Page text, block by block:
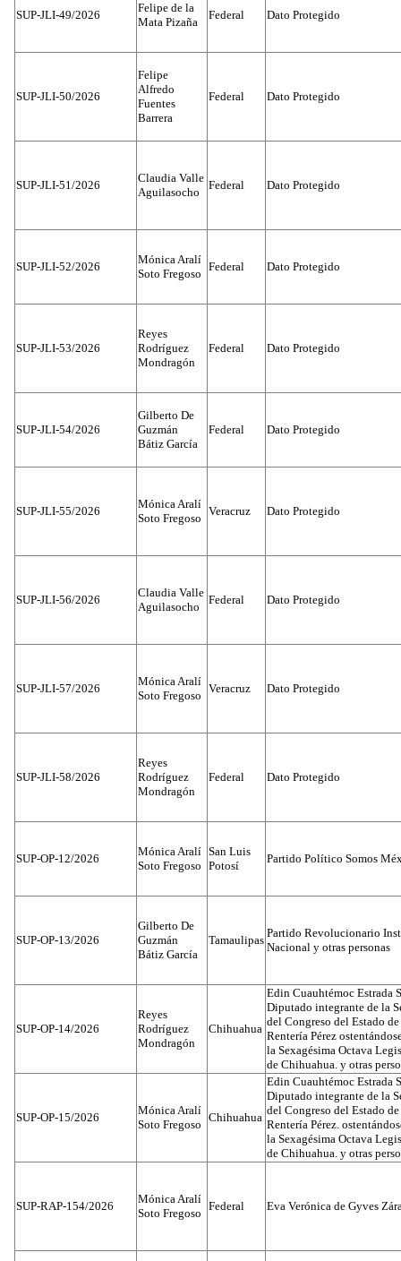
SUP-JLI-49/2026
Felipe de la
Mata Pizaña
Federal Dato Protegido
SUP-JLI-50/2026
Felipe
Alfredo
Fuentes
Barrera
Federal Dato Protegido
SUP-JLI-51/2026
Claudia Valle
Aguilasocho
Federal Dato Protegido
SUP-JLI-52/2026
Mónica Aralí
Soto Fregoso
Federal Dato Protegido
SUP-JLI-53/2026
Reyes
Rodríguez
Mondragón
Federal Dato Protegido
SUP-JLI-54/2026
Gilberto De
Guzmán
Bátiz García
Federal Dato Protegido
SUP-JLI-55/2026
Mónica Aralí
Soto Fregoso
Veracruz Dato Protegido
SUP-JLI-56/2026
Claudia Valle
Aguilasocho
Federal Dato Protegido
SUP-JLI-57/2026
Mónica Aralí
Soto Fregoso
Veracruz Dato Protegido
SUP-JLI-58/2026
Reyes
Rodríguez
Mondragón
Federal Dato Protegido
SUP-OP-12/2026
Mónica Aralí
Soto Fregoso
San Luis
Potosí
Partido Político Somos
SUP-OP-13/2026
Gilberto De
Guzmán
Bátiz García
Tamaulipas
Partido Revolucionario
Nacional y otras personas
SUP-OP-14/2026
Reyes
Rodríguez
Mondragón
Chihuahua
Edin Cuauhtémoc Estrada
Diputado integrante de la
del Congreso del Estado
Rentería Pérez
la Sexagésima Octava
de Chihuahua. y otras
SUP-OP-15/2026
Mónica Aralí
Soto Fregoso
Chihuahua
Edin Cuauhtémoc Estrada
Diputado integrante de la
del Congreso del Estado
Rentería Pérez.
la Sexagésima Octava
de Chihuahua. y otras
SUP-RAP-154/2026
Mónica Aralí
Soto Fregoso
Federal Eva Verónica de Gyves